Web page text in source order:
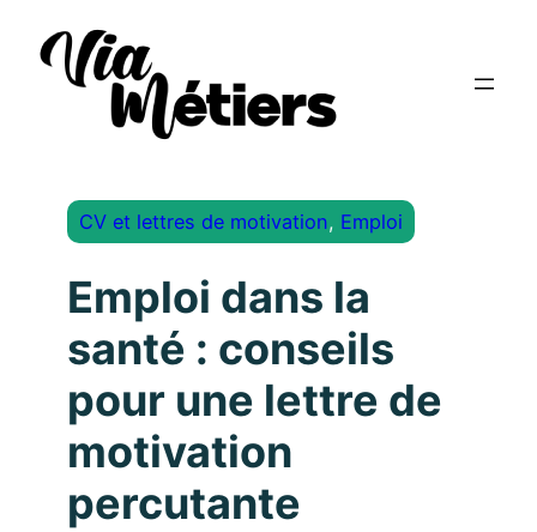
CV et lettres de motivation, Emploi
Emploi dans la
santé : conseils
pour une lettre de
motivation
percutante